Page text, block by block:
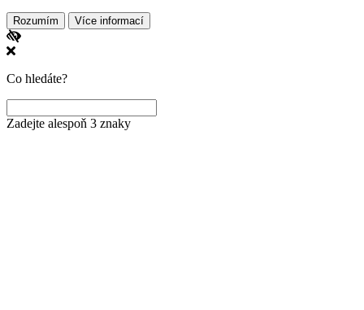
Rozumím Více informací
Co hledáte?
Zadejte alespoň 3 znaky